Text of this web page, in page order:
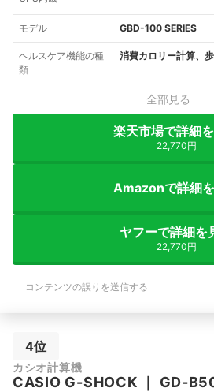
モデル GBD-100 SERIES
ヘルスケア機能の種
類
消費カロリー計算、
全部見る
楽天市場で詳細
22,770円
Amazonで詳細
ヤフーで詳細を
22,770円
コンテンツの誤りを送信する
4位
カシオ計算機
CASIO G-SHOCK GD-